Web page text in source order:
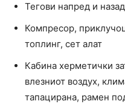
Тегови напред и назад
Компресор,
топлинг, сет алат
Кабина херметички
влезниот воздух,
тапацирана, рамен